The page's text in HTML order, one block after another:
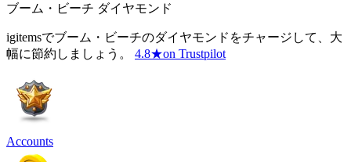
ブーム・ビーチ ダイヤモンド
igitemsでブーム・ビーチのダイヤモンドをチャージして、大
幅に節約しましょう。
4.8★on Trustpilot
Accounts